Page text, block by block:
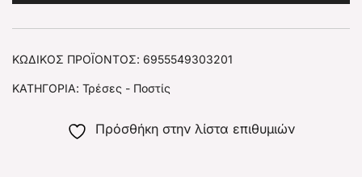
ΚΩΔΙΚΌΣ ΠΡΟΪΌΝΤΟΣ: 6955549303201
ΚΑΤΗΓΟΡΊΑ: Τρέσες - Ποστίς
Πρόσθήκη στην λίστα επιθυμιών